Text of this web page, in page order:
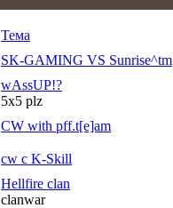
Тема
SK-GAMING VS Sunrise^tm
wAssUP!?
5x5 plz
CW with pff.t[e]am
cw c K-Skill
Hellfire clan
clanwar